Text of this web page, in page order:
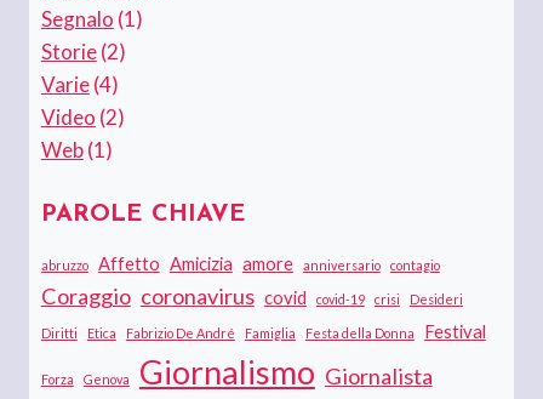
Segnalo (1)
Storie(2)
Varie(4)
Video (2)
Web(1)
PAROLE CHIAVE
abruzzo Affetto Amicizia amore anniversario contagio
Coraggio coronavirus covid covid-19 crisi Desideri
Diritti Etica Fabrizio De André Famiglia Festa della Donna Festival
Forza Genova Giornalismo Giornalista